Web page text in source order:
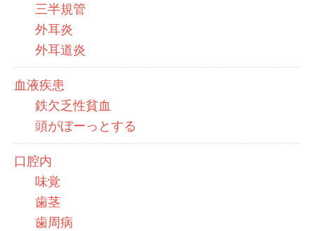
三半規管
外耳炎
外耳道炎
血液疾患
鉄欠乏性貧血
頭がぼーっとする
口腔内
味覚
歯茎
歯周病